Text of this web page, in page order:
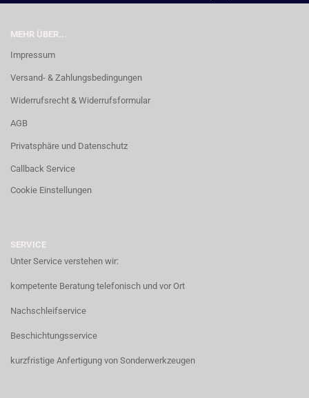
MEHR ÜBER...
Impressum
Versand- & Zahlungsbedingungen
Widerrufsrecht & Widerrufsformular
AGB
Privatsphäre und Datenschutz
Callback Service
Cookie Einstellungen
SERVICE
Unter Service verstehen wir:
kompetente Beratung telefonisch und vor Ort
Nachschleifservice
Beschichtungsservice
kurzfristige Anfertigung von Sonderwerkzeugen